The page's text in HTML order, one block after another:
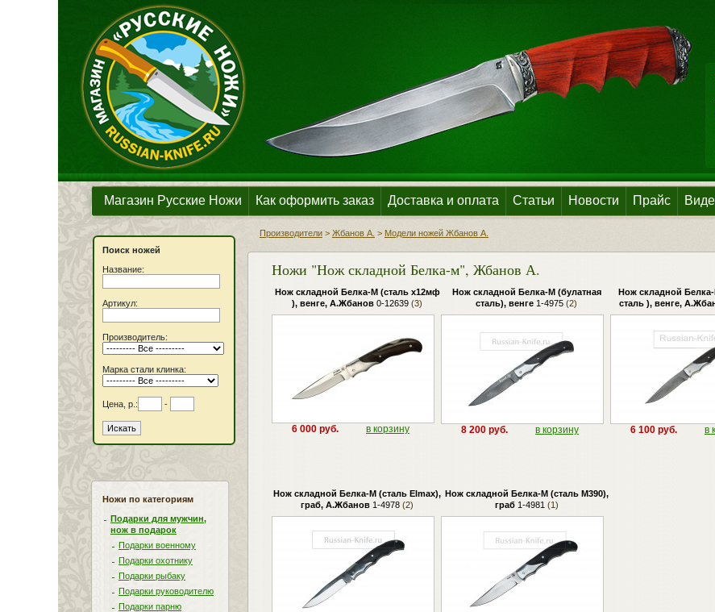
Магазин Русские Ножи Как оформить заказ Доставка и оплата Статьи Новости Прайс
Поиск ножей
Название:
Артикул:
Производитель:
Марка стали клинка:
Цена, р.: -
Ножи по категориям
Подарки для мужчин,
нож в подарок
Подарки военному
Подарки охотнику
Подарки рыбаку
Подарки руководителю
Подарки парню
Производители > Жбанов А. > Модели ножей Жбанов А.
Ножи "Нож складной Белка-м", Жбанов А.
Нож складной Белка-М (сталь х12мф
), венге, А.Жбанов 0-12639 (3)
6 000 руб. в корзину
Нож складной Белка-М (булатная
сталь), венге 1-4975 (2)
8 200 руб. в корзину
Нож складной
сталь ), венге,
6 100 руб. в
Нож складной Белка-М (сталь Elmax),
граб, А.Жбанов 1-4978 (2)
Нож складной Белка-М (сталь М390),
граб1-4981 (1)